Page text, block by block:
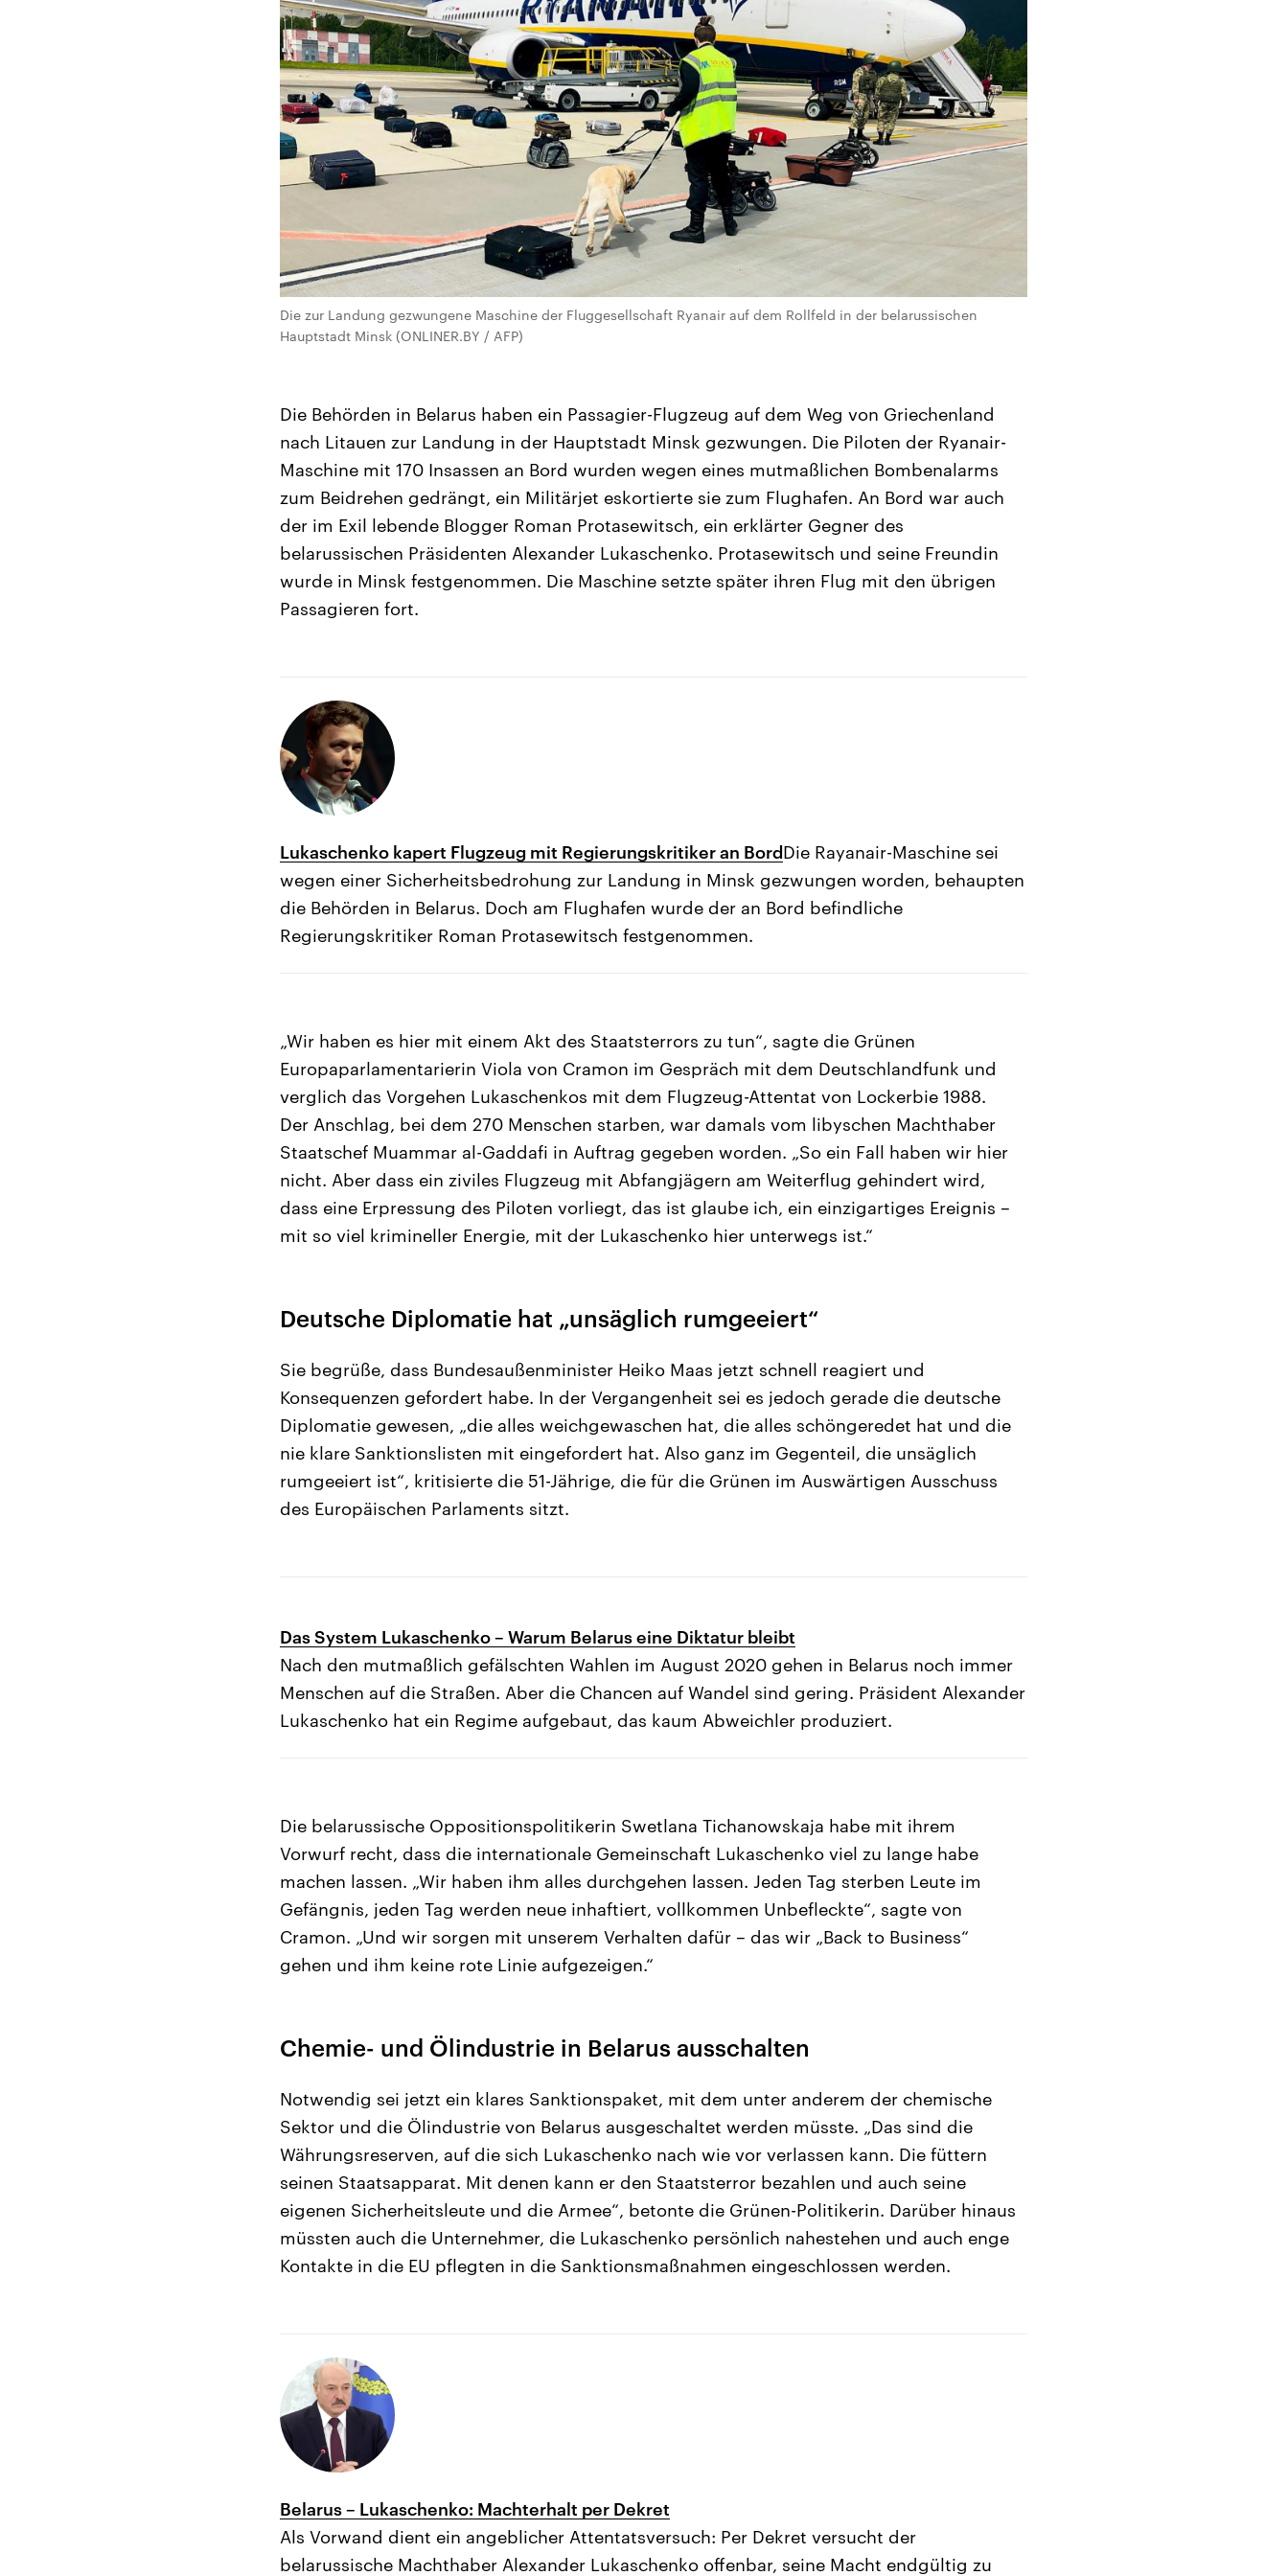
Die zur Landung gezwungene Maschine der Fluggesellschaft Ryanair auf dem Rollfeld in der belarussischen
Hauptstadt Minsk (ONLINER.BY / AFP)
Die Behörden in Belarus haben ein Passagier-Flugzeug auf dem Weg von Griechenland
nach Litauen zur Landung in der Hauptstadt Minsk gezwungen. Die Piloten der Ryanair-
Maschine mit 170 Insassen an Bord wurden wegen eines mutmaßlichen Bombenalarms
zum Beidrehen gedrängt, ein Militärjet eskortierte sie zum Flughafen. An Bord war auch
der im Exil lebende Blogger Roman Protasewitsch, ein erklärter Gegner des
belarussischen Präsidenten Alexander Lukaschenko. Protasewitsch und seine Freundin
wurde in Minsk festgenommen. Die Maschine setzte später ihren Flug mit den übrigen
Passagieren fort.
Lukaschenko kapert Flugzeug mit Regierungskritiker an BordDie Rayanair-Maschine sei
wegen einer Sicherheitsbedrohung zur Landung in Minsk gezwungen worden, behaupten
die Behörden in Belarus. Doch am Flughafen wurde der an Bord befindliche
Regierungskritiker Roman Protasewitsch festgenommen.
„Wir haben es hier mit einem Akt des Staatsterrors zu tun“, sagte die Grünen
Europaparlamentarierin Viola von Cramon im Gespräch mit dem Deutschlandfunk und
verglich das Vorgehen Lukaschenkos mit dem Flugzeug-Attentat von Lockerbie 1988.
Der Anschlag, bei dem 270 Menschen starben, war damals vom libyschen Machthaber
Staatschef Muammar al-Gaddafi in Auftrag gegeben worden. „So ein Fall haben wir hier
nicht. Aber dass ein ziviles Flugzeug mit Abfangjägern am Weiterflug gehindert wird,
dass eine Erpressung des Piloten vorliegt, das ist glaube ich, ein einzigartiges Ereignis –
mit so viel krimineller Energie, mit der Lukaschenko hier unterwegs ist.“
Deutsche Diplomatie hat „unsäglich rumgeeiert“
Sie begrüße, dass Bundesaußenminister Heiko Maas jetzt schnell reagiert und
Konsequenzen gefordert habe. In der Vergangenheit sei es jedoch gerade die deutsche
Diplomatie gewesen, „die alles weichgewaschen hat, die alles schöngeredet hat und die
nie klare Sanktionslisten mit eingefordert hat. Also ganz im Gegenteil, die unsäglich
rumgeeiert ist“, kritisierte die 51-Jährige, die für die Grünen im Auswärtigen Ausschuss
des Europäischen Parlaments sitzt.
Das System Lukaschenko – Warum Belarus eine Diktatur bleibt
Nach den mutmaßlich gefälschten Wahlen im August 2020 gehen in Belarus noch immer
Menschen auf die Straßen. Aber die Chancen auf Wandel sind gering. Präsident Alexander
Lukaschenko hat ein Regime aufgebaut, das kaum Abweichler produziert.
Die belarussische Oppositionspolitikerin Swetlana Tichanowskaja habe mit ihrem
Vorwurf recht, dass die internationale Gemeinschaft Lukaschenko viel zu lange habe
machen lassen. „Wir haben ihm alles durchgehen lassen. Jeden Tag sterben Leute im
Gefängnis, jeden Tag werden neue inhaftiert, vollkommen Unbefleckte“, sagte von
Cramon. „Und wir sorgen mit unserem Verhalten dafür – das wir „Back to Business“
gehen und ihm keine rote Linie aufgezeigen.“
Chemie- und Ölindustrie in Belarus ausschalten
Notwendig sei jetzt ein klares Sanktionspaket, mit dem unter anderem der chemische
Sektor und die Ölindustrie von Belarus ausgeschaltet werden müsste. „Das sind die
Währungsreserven, auf die sich Lukaschenko nach wie vor verlassen kann. Die füttern
seinen Staatsapparat. Mit denen kann er den Staatsterror bezahlen und auch seine
eigenen Sicherheitsleute und die Armee“, betonte die Grünen-Politikerin. Darüber hinaus
müssten auch die Unternehmer, die Lukaschenko persönlich nahestehen und auch enge
Kontakte in die EU pflegten in die Sanktionsmaßnahmen eingeschlossen werden.
Belarus – Lukaschenko: Machterhalt per Dekret
Als Vorwand dient ein angeblicher Attentatsversuch: Per Dekret versucht der
belarussische Machthaber Alexander Lukaschenko offenbar, seine Macht endgültig zu